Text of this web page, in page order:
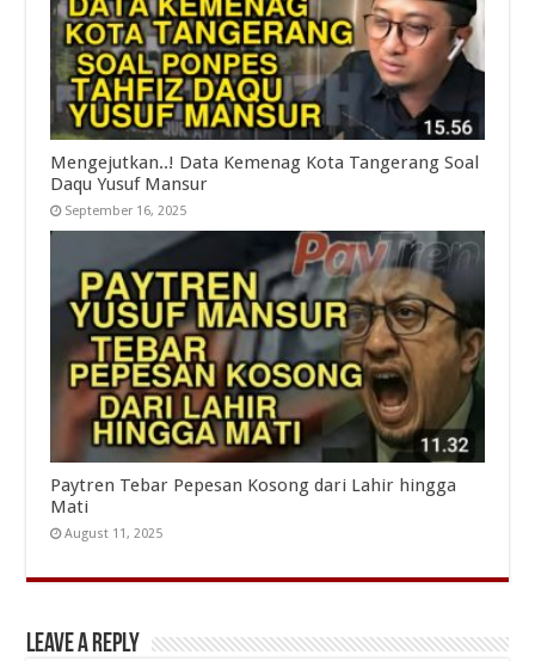
Mengejutkan..! Data Kemenag Kota Tangerang Soal
Daqu Yusuf Mansur
September 16, 2025
Paytren Tebar Pepesan Kosong dari Lahir hingga
Mati
August 11, 2025
Leave a Reply